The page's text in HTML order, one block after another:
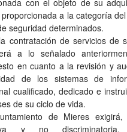
con el objeto de su
a la categoría
seguridad determinados.
contratación de servicios de
a lo señalado
en cuanto a la revisión y
de los sistemas de
cualificado, dedicado e
de su ciclo de vida.
de Mieres
y no